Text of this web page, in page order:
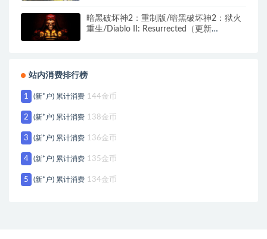
暗黑破坏神2：重制版/暗黑破坏神2：狱火
重生/Diablo II: Resurrected（更新
站内消费排行榜
1 (新*户) 累计消费 144金币
2 (新*户) 累计消费 138金币
3 (新*户) 累计消费 136金币
4 (新*户) 累计消费 135金币
5 (新*户) 累计消费 134金币